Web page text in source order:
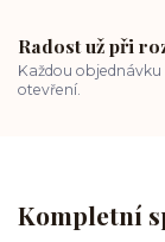
Radost už při
Každou
otevření.
Kompletní